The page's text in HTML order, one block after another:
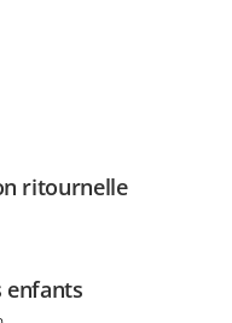
ritournelle
enfants